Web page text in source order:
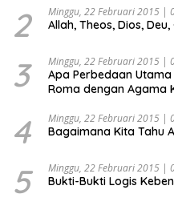
Ekonomi Politik
“Urgensi Undang-
Indonesia Emas 2045”,
2 Minggu, 22 Februari 2015 |
Allah, Theos, Dios,
3 Minggu, 22 Februari 2015 |
Apa Perbedaan
Roma dengan Agama
4 Minggu, 22 Februari 2015 |
Bagaimana Kita Tahu
5 Minggu, 22 Februari 2015 |
Bukti-Bukti Logis